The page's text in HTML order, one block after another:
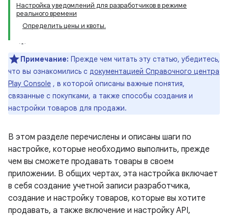
Настройка уведомлений для разработчиков в режиме
реального времени
Определить цены и квоты.
Примечание: Прежде чем читать эту статью, убедитесь,
что вы ознакомились с документацией Справочного центра
Play Console , в которой описаны важные понятия,
связанные с покупками, а также способы создания и
настройки товаров для продажи.
В этом разделе перечислены и описаны шаги по
настройке, которые необходимо выполнить, прежде
чем вы сможете продавать товары в своем
приложении. В общих чертах, эта настройка включает
в себя создание учетной записи разработчика,
создание и настройку товаров, которые вы хотите
продавать, а также включение и настройку API,